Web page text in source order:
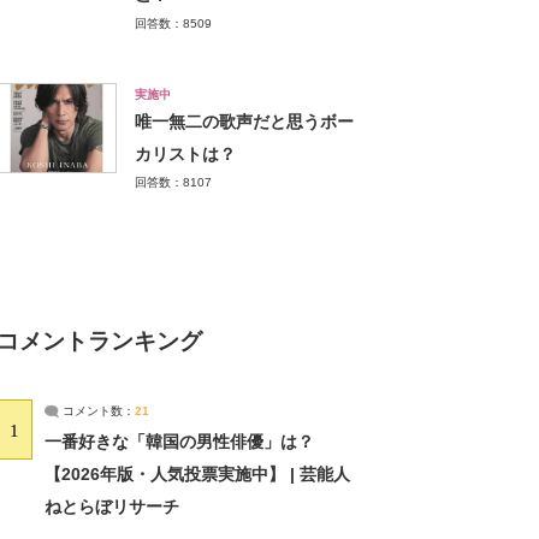
回答数：8509
実施中
唯一無二の歌声だと思うボー
カリストは？
回答数：8107
メントランキング
1
コメント数： 21
一番好きな「韓国の男性俳優」は？
【2026年版・人気投票実施中】 | 芸能人
ねとらぼリサーチ